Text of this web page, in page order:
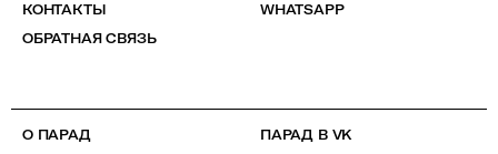
КОНТАКТЫ
ОБРАТНАЯ СВЯЗЬ
WHATSAPP
О ПАРАД
ПАРАД В VK